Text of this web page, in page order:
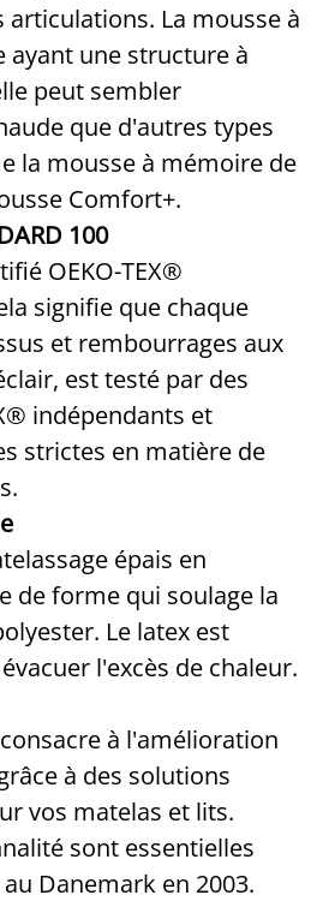
articulations. La mousse à
une structure à
peut sembler
que d'autres types
la mousse à mémoire de
Comfort+.
100
OEKO-TEX®
signifie que chaque
et rembourrages aux
est testé par des
indépendants et
strictes en matière de
épais en
de forme qui soulage la
Le latex est
l'excès de chaleur.
à l'amélioration
à des solutions
vos matelas et lits.
sont essentielles
Danemark en 2003.